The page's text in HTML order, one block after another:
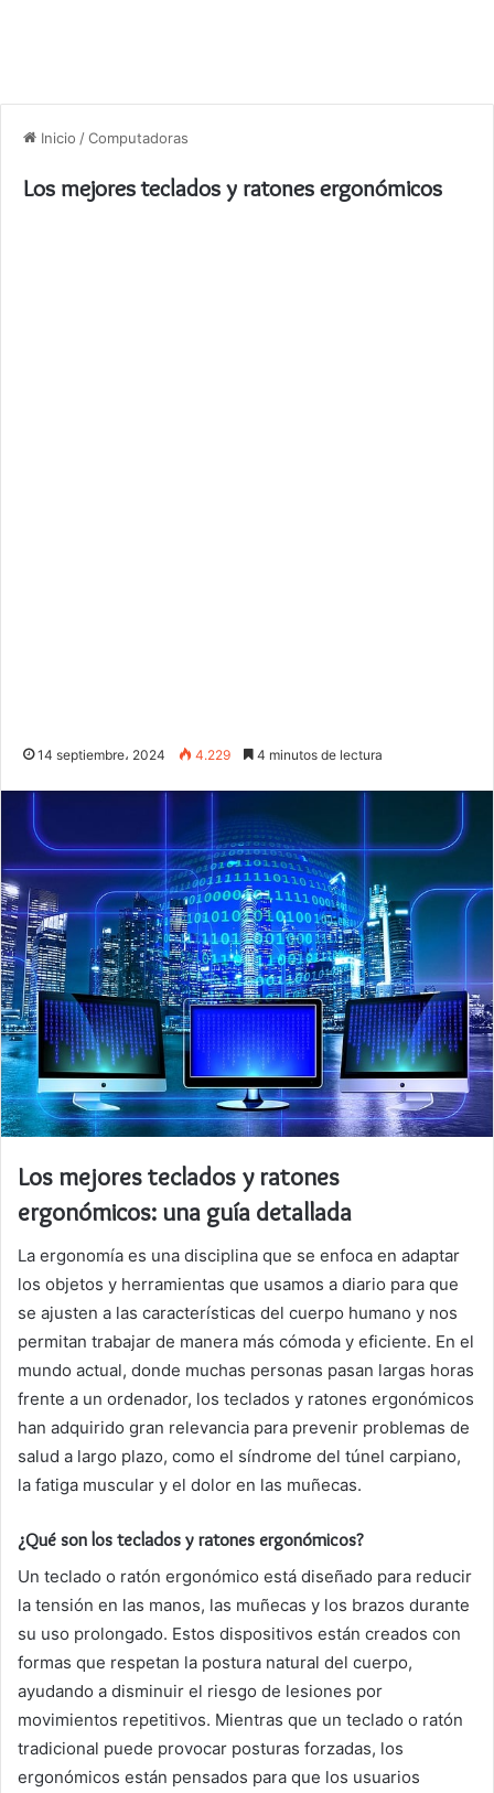
Inicio /Computadoras
Los mejores teclados y ratones ergonómicos
14 septiembre، 2024 4.229 4 minutos de lectura
Los mejores teclados y ratones
ergonómicos: una guía detallada
La ergonomía es una disciplina que se enfoca en adaptar
los objetos y herramientas que usamos a diario para que
se ajusten a las características del cuerpo humano y nos
permitan trabajar de manera más cómoda y eficiente. En el
mundo actual, donde muchas personas pasan largas horas
frente a un ordenador, los teclados y ratones ergonómicos
han adquirido gran relevancia para prevenir problemas de
salud a largo plazo, como el síndrome del túnel carpiano,
la fatiga muscular y el dolor en las muñecas.
¿Qué son los teclados y ratones ergonómicos?
Un teclado o ratón ergonómico está diseñado para reducir
la tensión en las manos, las muñecas y los brazos durante
su uso prolongado. Estos dispositivos están creados con
formas que respetan la postura natural del cuerpo,
ayudando a disminuir el riesgo de lesiones por
movimientos repetitivos. Mientras que un teclado o ratón
tradicional puede provocar posturas forzadas, los
ergonómicos están pensados para que los usuarios